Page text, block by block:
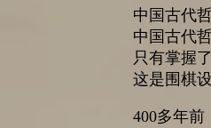
中国古代
中国古代
只有掌握
这是围棋
400多年前